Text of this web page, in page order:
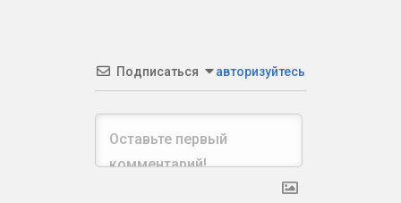
Подписаться авторизуйтесь